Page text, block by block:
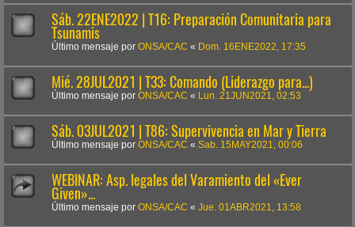
Sáb. 22ENE2022 | T16: Preparación Comunitaria para
Tsunamis
Último mensaje por ONSA/CAC « Dom. 16ENE2022, 17:35
Mié. 28JUL2021 | T33: Comando (Liderazgo para...)
Último mensaje por ONSA/CAC « Lun. 21JUN2021, 02:53
Sáb. 03JUL2021 | T86: Supervivencia en Mar y Tierra
Último mensaje por ONSA/CAC « Sab. 15MAY2021, 00:06
WEBINAR: Asp. legales del Varamiento del «Ever
Given»...
Último mensaje por ONSA/CAC « Jue. 01ABR2021, 13:58